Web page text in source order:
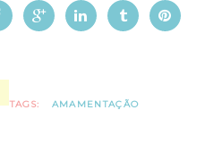
TAGS: AMAMENTAÇÃO